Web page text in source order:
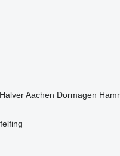
Halver Aachen Dormagen